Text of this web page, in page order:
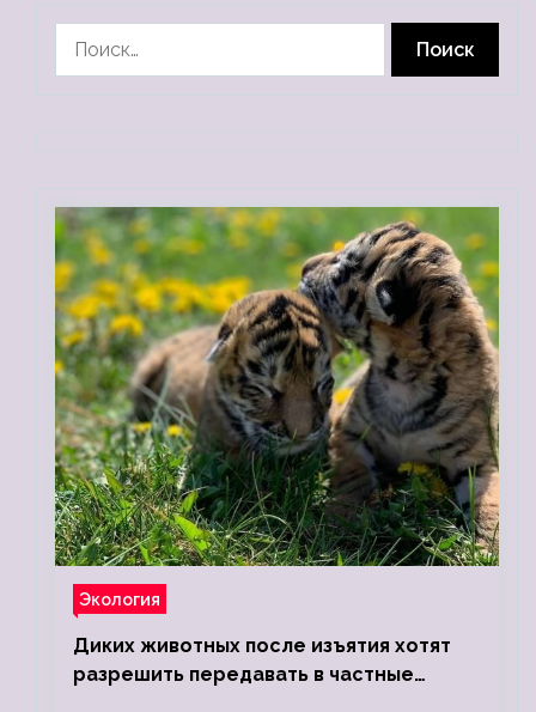
Экология
Диких животных после изъятия хотят
разрешить передавать в частные